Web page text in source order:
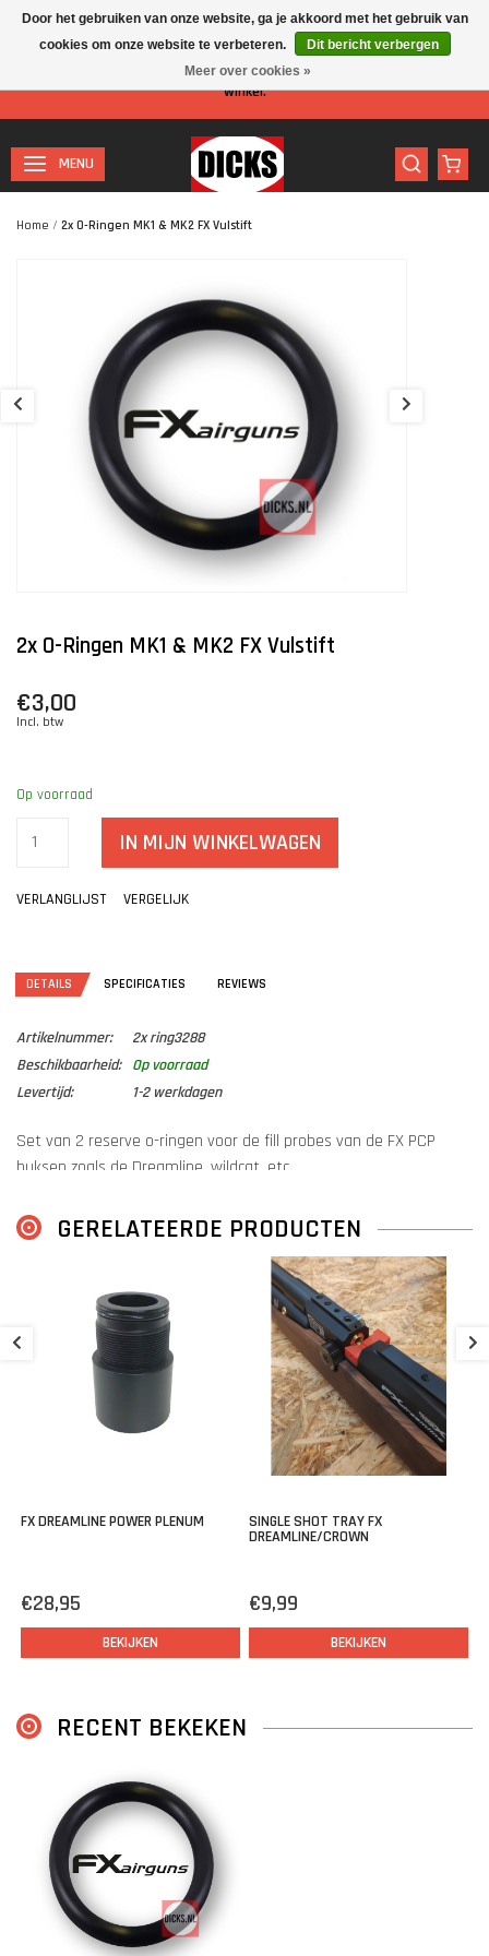
Let op: I.v.m. de zomervakantie is er minder personeel aanwezig in de
winkel.
MENU
Home / 2x O-Ringen MK1 & MK2 FX Vulstift
2x O-Ringen MK1 & MK2 FX Vulstift
€3,00
Incl. btw
Op voorraad
IN MIJN WINKELWAGEN
VERLANGLIJST VERGELIJK
DETAILS SPECIFICATIES REVIEWS
Artikelnummer:
2x ring3288
Beschikbaarheid:
Op voorraad
Levertijd:
1-2 werkdagen
Set van 2 reserve o-ringen voor de fill probes van de FX PCP
buksen zoals de Dreamline, wildcat, etc.
te voorkomen.
GERELATEERDE PRODUCTEN
FX DREAMLINE POWER PLENUM
€28,95
BEKIJKEN
SINGLE SHOT TRAY FX
DREAMLINE/CROWN
€9,99
BEKIJKEN
RECENT BEKEKEN
Door het gebruiken van onze website, ga je akkoord met het gebruik van
cookies om onze website te verbeteren.
Dit bericht verbergen
Meer over cookies »